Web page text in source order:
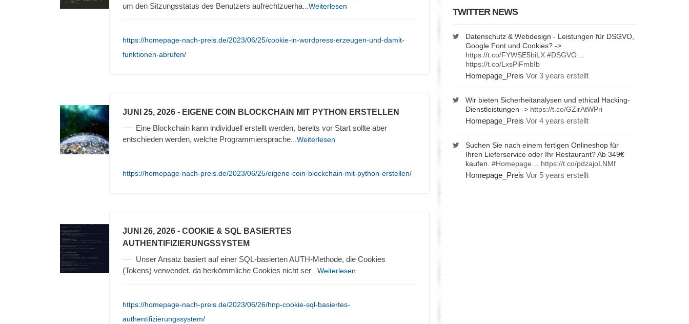
um den Sitzungsstatus des Benutzers aufrechtzuerha ...Weiterlesen
https://homepage-nach-preis.de/2023/06/25/cookie-in-wordpress-erzeugen-und-damit-
funktionen-abrufen/
JUNI 25, 2026 - EIGENE COIN BLOCKCHAIN MIT PYTHON ERSTELLEN
Eine Blockchain kann individuell erstellt werden, bereits vor Start sollte aber
entschieden werden, welche Programmiersprache ...Weiterlesen
https://homepage-nach-preis.de/2023/06/25/eigene-coin-blockchain-mit-python-erstellen/
JUNI 26, 2026 - COOKIE & SQL BASIERTES
AUTHENTIFIZIERUNGSSYSTEM
Unser Ansatz basiert auf einer SQL-basierten AUTH-Methode, die Cookies
(Tokens) verwendet, da herkömmliche Cookies nicht ser ...Weiterlesen
https://homepage-nach-preis.de/2023/06/26/hnp-cookie-sql-basiertes-
authentifizierungssystem/
TWITTER NEWS
Datenschutz & Webdesign - Leistungen für DSGVO,
Google Font und Cookies? ->
https://t.co/FYWSE5biLX #DSGVO…
https://t.co/LxsPiFmbIb
Homepage_Preis Vor 3 years erstellt
Wir bieten Sicherheitanalysen und ethical Hacking-
Dienstleistungen -> https://t.co/GZirAtWPri
Homepage_Preis Vor 4 years erstellt
Suchen Sie nach einem fertigen Onlineshop für
Ihren Lieferservice oder Ihr Restaurant? Ab 349€
kaufen. #Homepage https://t.co/pdzajoLNMf
Homepage_Preis Vor 5 years erstellt